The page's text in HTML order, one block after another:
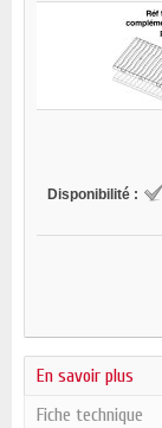
Disponibilité :
En savoir plus
Fiche technique